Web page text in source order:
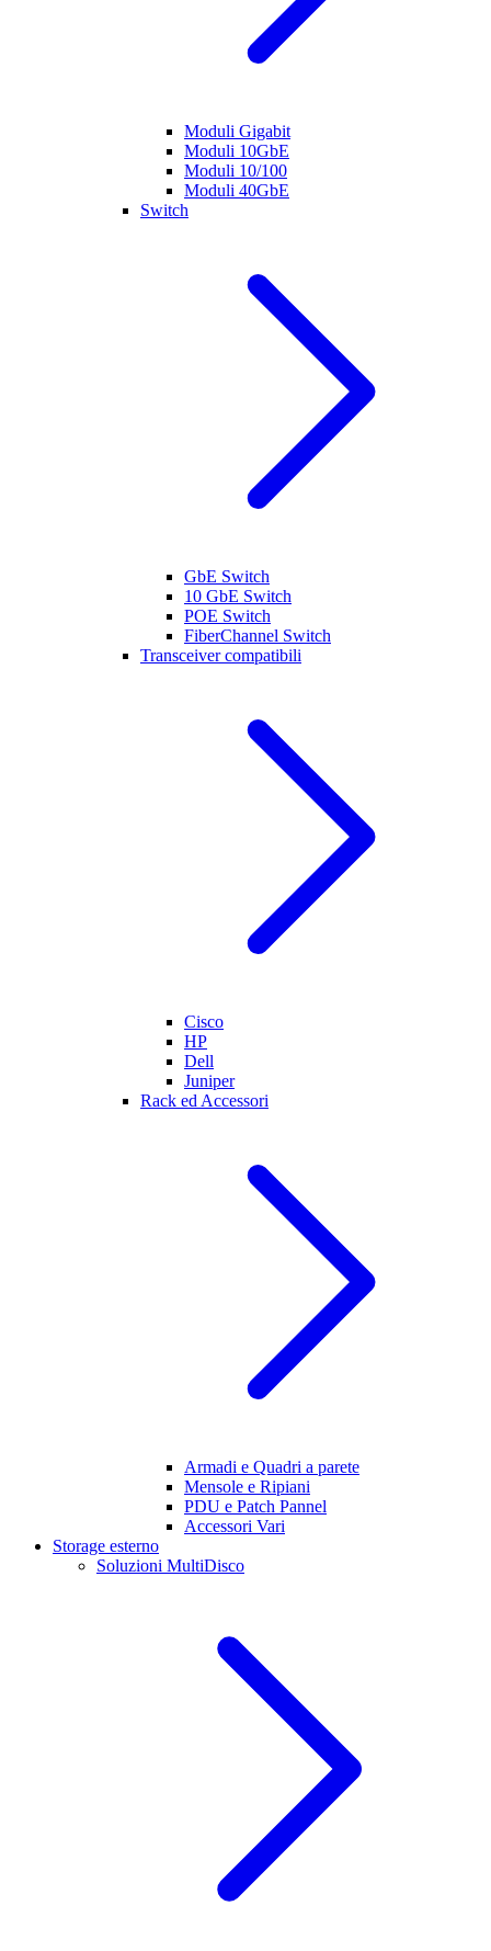
Moduli Gigabit
Moduli 10GbE
Moduli 10/100
Moduli 40GbE
Switch
GbE Switch
10 GbE Switch
POE Switch
FiberChannel Switch
Transceiver compatibili
Cisco
HP
Dell
Juniper
Rack ed Accessori
Armadi e Quadri a parete
Mensole e Ripiani
PDU e Patch Pannel
Accessori Vari
Storage esterno
Soluzioni MultiDisco